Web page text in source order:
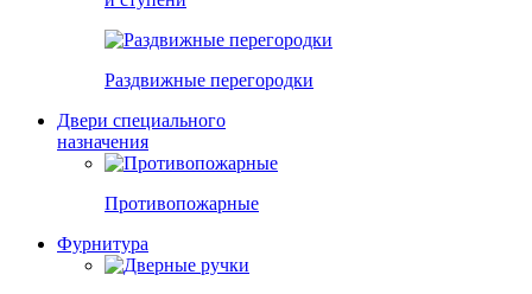
Раздвижные перегородки
Двери специального
назначения
Противопожарные
Фурнитура